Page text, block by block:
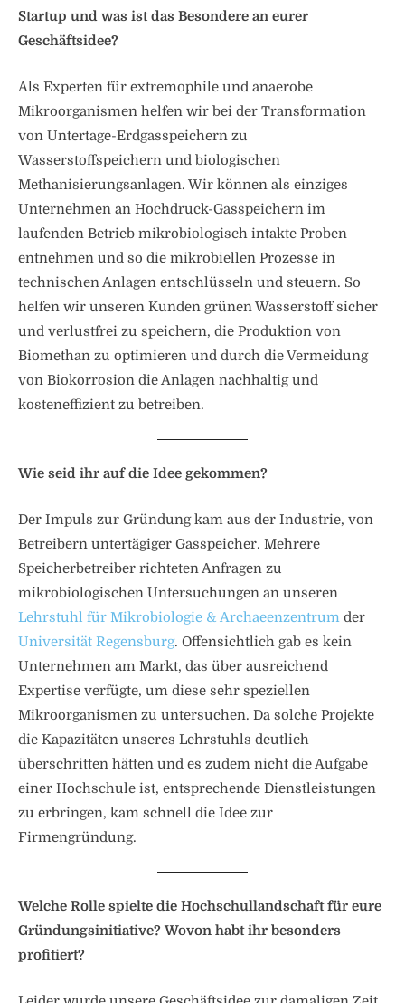
Startup und was ist das Besondere an eurer
Geschäftsidee?
Als Experten für extremophile und anaerobe
Mikroorganismen helfen wir bei der Transformation
von Untertage-Erdgasspeichern zu
Wasserstoffspeichern und biologischen
Methanisierungsanlagen. Wir können als einziges
Unternehmen an Hochdruck-Gasspeichern im
laufenden Betrieb mikrobiologisch intakte Proben
entnehmen und so die mikrobiellen Prozesse in
technischen Anlagen entschlüsseln und steuern. So
helfen wir unseren Kunden grünen Wasserstoff sicher
und verlustfrei zu speichern, die Produktion von
Biomethan zu optimieren und durch die Vermeidung
von Biokorrosion die Anlagen nachhaltig und
kosteneffizient zu betreiben.
Wie seid ihr auf die Idee gekommen?
Der Impuls zur Gründung kam aus der Industrie, von
Betreibern untertägiger Gasspeicher. Mehrere
Speicherbetreiber richteten Anfragen zu
mikrobiologischen Untersuchungen an unseren
Lehrstuhl für Mikrobiologie & Archaeenzentrum der
Universität Regensburg. Offensichtlich gab es kein
Unternehmen am Markt, das über ausreichend
Expertise verfügte, um diese sehr speziellen
Mikroorganismen zu untersuchen. Da solche Projekte
die Kapazitäten unseres Lehrstuhls deutlich
überschritten hätten und es zudem nicht die Aufgabe
einer Hochschule ist, entsprechende Dienstleistungen
zu erbringen, kam schnell die Idee zur
Firmengründung.
Welche Rolle spielte die Hochschullandschaft für eure
Gründungsinitiative? Wovon habt ihr besonders
profitiert?